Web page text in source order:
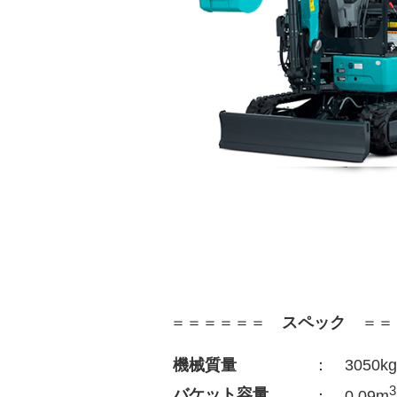
＝＝＝＝＝＝ スペック ＝＝
機械質量
： 3050kg
3